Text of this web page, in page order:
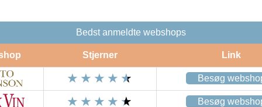
Bedst anmeldte webshops
Stjerner Link
Besøg
Besøg